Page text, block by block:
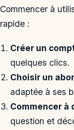
Commencer à
rapide :
Créer un
quelques clics.
Choisir un
adaptée à ses
Commencer à
question et